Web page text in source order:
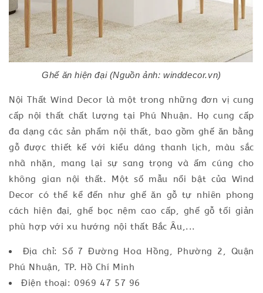
Ghế ăn hiện đại (Nguồn ảnh: winddecor.vn)
Nội Thất Wind Decor là một trong những đơn vị cung
cấp nội thất chất lượng tại Phú Nhuận. Họ cung cấp
đa dạng các sản phẩm nội thất, bao gồm ghế ăn bằng
gỗ được thiết kế với kiểu dáng thanh lịch, màu sắc
nhã nhặn, mang lại sự sang trọng và ấm cúng cho
không gian nội thất. Một số mẫu nổi bật của Wind
Decor có thể kể đến như ghế ăn gỗ tự nhiên phong
cách hiện đại, ghế bọc nệm cao cấp, ghế gỗ tối giản
phù hợp với xu hướng nội thất Bắc Âu,...
Địa chỉ: Số 7 Đường Hoa Hồng, Phường 2, Quận
Phú Nhuận, TP. Hồ Chí Minh
Điện thoại: 0969 47 57 96